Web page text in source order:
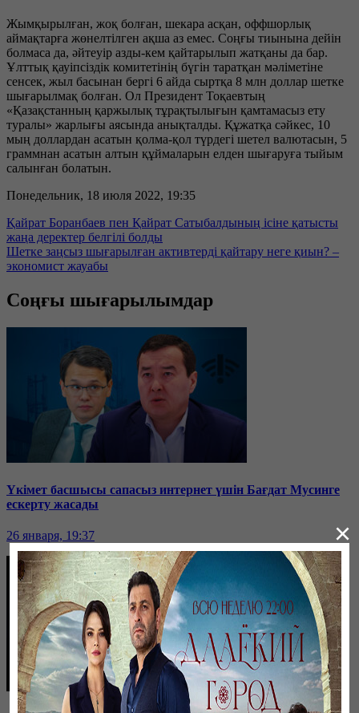
Жымқырылған, жоқ болған, шекара асқан, оффшорлық
аймақтарға жөнелтілген ақша аз емес. Соңғы тиынына дейін
болмаса да, әйтеуір азды-кем қайтарылып жатқаны да бар.
Ұлттық қауіпсіздік комитетінің бүгін таратқан мәліметіне
сенсек, жыл басынан бергі 6 айда сыртқа 8 млн доллар шетке
шығарылмақ болған. Ол Президент Тоқаевтың
«Қазақстанның қаржылық тұрақтылығын қамтамасыз ету
туралы» жарлығы аясында анықталды. Құжатқа сәйкес, 10
мың доллардан асатын қолма-қол түрдегі шетел валютасын, 5
граммнан асатын алтын құймаларын елден шығаруға тыйым
салынған болатын.
Понедельник, 18 июля 2022, 19:35
Қайрат Боранбаев пен Қайрат Сатыбалдының ісіне қатысты
жаңа деректер белгілі болды
Шетке заңсыз шығарылған активтерді қайтару неге қиын? –
экономист жауабы
Соңғы шығарылымдар
Үкімет басшысы сапасыз интернет үшін Бағдат Мусинге
ескерту жасады
26 января, 19:37 ×